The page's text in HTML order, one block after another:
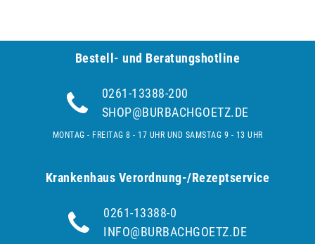
Bestell- und Be­ra­tungs­hot­line
0261-13388-200
SHOP@BURBACHGOETZ.DE
MONTAG - FREITAG 8 - 17 UHR UND SAMSTAG 9 - 13 UHR
Krankenhaus Verordnung-/Rezeptservice
0261-13388-0
INFO@BURBACHGOETZ.DE